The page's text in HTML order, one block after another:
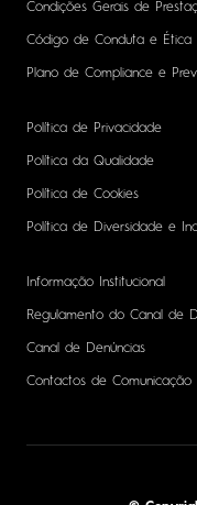
Condições Gerais de
Código de Conduta e Ética
Plano de Compliance e
Política de Privacidade
Política da Qualidade
Política de Cookies
Política de Diversidade e
Informação Institucional
Regulamento do Canal de
Canal de Denúncias
Contactos de Comunicação